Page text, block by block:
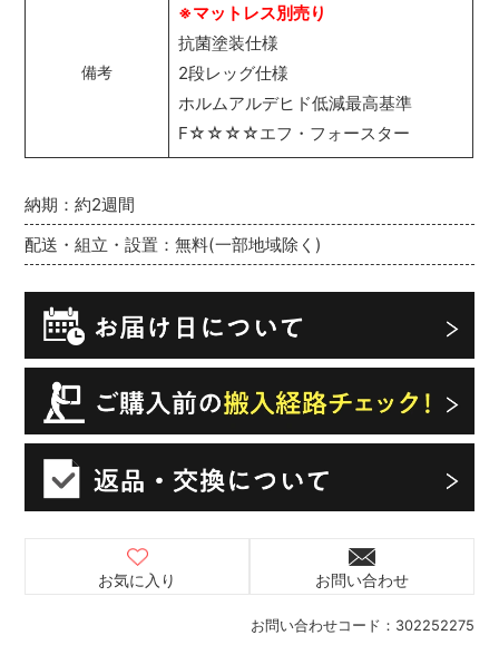
お問い合わせコード： 302252275
納期：約2週間
配送・組立・設置：無料(一部地域除く)
お気に入り お問い合わせ
備考
※マットレス別売り
抗菌塗装仕様
2段レッグ仕様
ホルムアルデヒド低減最高基準
F☆☆☆☆エフ・フォースター